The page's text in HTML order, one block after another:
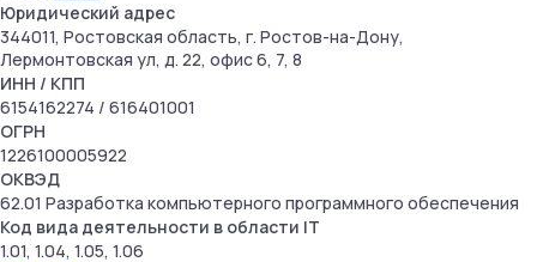
Юридический адрес
344011, Ростовская область, г. Ростов-на-Дону,
Лермонтовская ул, д. 22, офис 6, 7, 8
ИНН / КПП
6154162274 / 616401001
ОГРН
1226100005922
ОКВЭД
62.01 Разработка компьютерного программного обеспечения
Код вида деятельности в области IT
1.01, 1.04, 1.05, 1.06